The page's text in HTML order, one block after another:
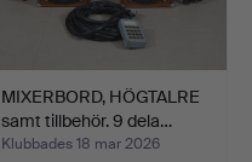
MIXERBORD, HÖGTALRE
samt tillbehör. 9 dela…
Klubbades 18 mar 2026